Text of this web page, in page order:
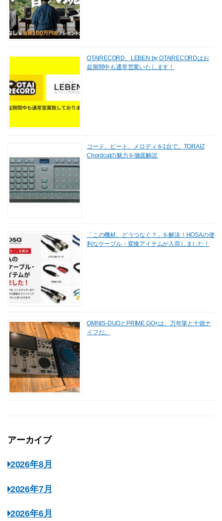
OTAIRECORD、LEBEN by OTAIRECORDはお
盆期間中も通常営業いたします！
コード、ビート、メロディを1台で。TORAIZ
Chordcatの魅力を徹底解説
「この機材、どうつなぐ？」を解決！HOSAの便
利なケーブル・変換アイテムが入荷しました！
OMNIS-DUOとPRIME GO+は、万年筆と十徳ナ
イフだ。
アーカイブ
2026年8月
2026年7月
2026年6月